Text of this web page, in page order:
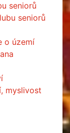
seniorů
seniorů
o území
myslivost